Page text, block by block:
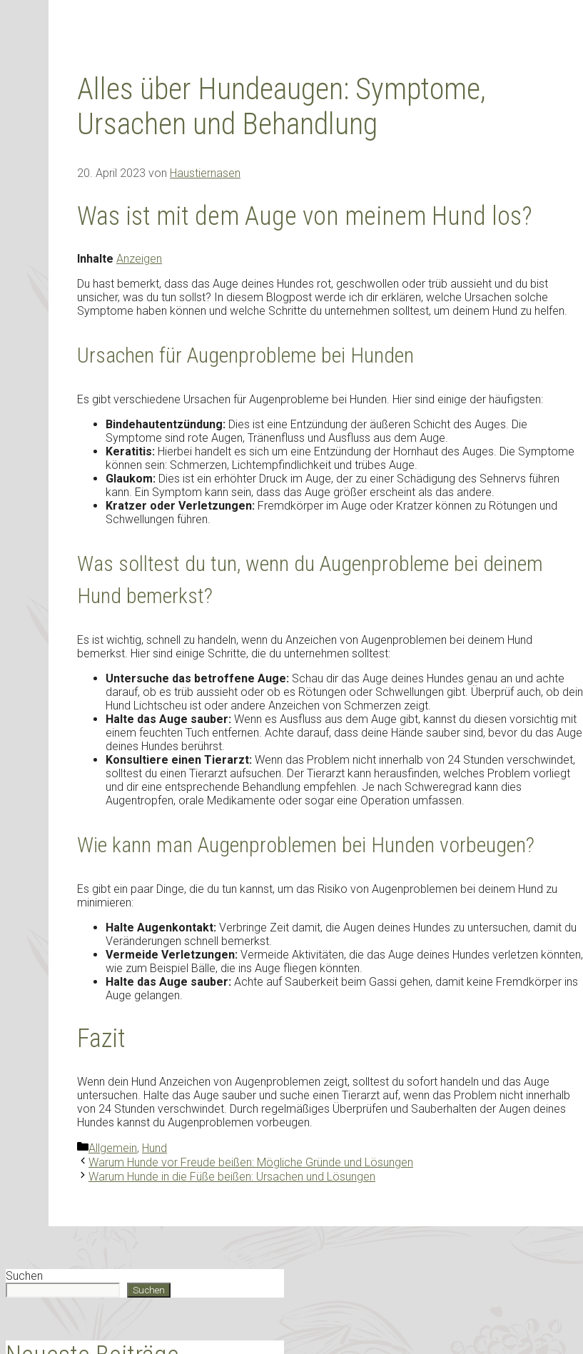
Alles über Hundeaugen: Symptome,
Ursachen und Behandlung
20. April 2023 von Haustiernasen
Was ist mit dem Auge von meinem Hund los?
Inhalte Anzeigen
Du hast bemerkt, dass das Auge deines Hundes rot, geschwollen oder trüb aussieht und du bist
unsicher, was du tun sollst? In diesem Blogpost werde ich dir erklären, welche Ursachen solche
Symptome haben können und welche Schritte du unternehmen solltest, um deinem Hund zu helfen.
Ursachen für Augenprobleme bei Hunden
Es gibt verschiedene Ursachen für Augenprobleme bei Hunden. Hier sind einige der häufigsten:
Bindehautentzündung: Dies ist eine Entzündung der äußeren Schicht des Auges. Die
Symptome sind rote Augen, Tränenfluss und Ausfluss aus dem Auge.
Keratitis: Hierbei handelt es sich um eine Entzündung der Hornhaut des Auges. Die Symptome
können sein: Schmerzen, Lichtempfindlichkeit und trübes Auge.
Glaukom: Dies ist ein erhöhter Druck im Auge, der zu einer Schädigung des Sehnervs führen
kann. Ein Symptom kann sein, dass das Auge größer erscheint als das andere.
Kratzer oder Verletzungen: Fremdkörper im Auge oder Kratzer können zu Rötungen und
Schwellungen führen.
Was solltest du tun, wenn du Augenprobleme bei deinem
Hund bemerkst?
Es ist wichtig, schnell zu handeln, wenn du Anzeichen von Augenproblemen bei deinem Hund
bemerkst. Hier sind einige Schritte, die du unternehmen solltest:
Untersuche das betroffene Auge: Schau dir das Auge deines Hundes genau an und achte
darauf, ob es trüb aussieht oder ob es Rötungen oder Schwellungen gibt. Überprüf auch, ob dein
Hund Lichtscheu ist oder andere Anzeichen von Schmerzen zeigt.
Halte das Auge sauber: Wenn es Ausfluss aus dem Auge gibt, kannst du diesen vorsichtig mit
einem feuchten Tuch entfernen. Achte darauf, dass deine Hände sauber sind, bevor du das Auge
deines Hundes berührst.
Konsultiere einen Tierarzt: Wenn das Problem nicht innerhalb von 24 Stunden verschwindet,
solltest du einen Tierarzt aufsuchen. Der Tierarzt kann herausfinden, welches Problem vorliegt
und dir eine entsprechende Behandlung empfehlen. Je nach Schweregrad kann dies
Augentropfen, orale Medikamente oder sogar eine Operation umfassen.
Wie kann man Augenproblemen bei Hunden vorbeugen?
Es gibt ein paar Dinge, die du tun kannst, um das Risiko von Augenproblemen bei deinem Hund zu
minimieren:
Halte Augenkontakt: Verbringe Zeit damit, die Augen deines Hundes zu untersuchen, damit du
Veränderungen schnell bemerkst.
Vermeide Verletzungen: Vermeide Aktivitäten, die das Auge deines Hundes verletzen könnten,
wie zum Beispiel Bälle, die ins Auge fliegen könnten.
Halte das Auge sauber: Achte auf Sauberkeit beim Gassi gehen, damit keine Fremdkörper ins
Auge gelangen.
Fazit
Wenn dein Hund Anzeichen von Augenproblemen zeigt, solltest du sofort handeln und das Auge
untersuchen. Halte das Auge sauber und suche einen Tierarzt auf, wenn das Problem nicht innerhalb
von 24 Stunden verschwindet. Durch regelmäßiges Überprüfen und Sauberhalten der Augen deines
Hundes kannst du Augenproblemen vorbeugen.
Kategorien
Allgemein, Hund
Warum Hunde vor Freude beißen: Mögliche Gründe und Lösungen
Warum Hunde in die Füße beißen: Ursachen und Lösungen
Suchen
Suchen